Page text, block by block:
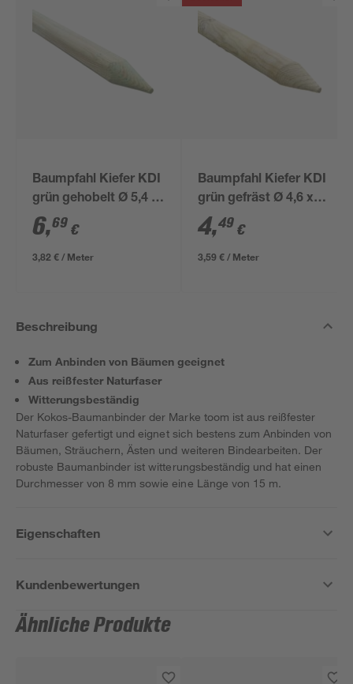
Baumpfahl Kiefer KDI
grün gehobelt Ø 5,4 x
175 cm
6,69 €
3,82 € / Meter
Baumpfahl Kiefer KDI
grün gefräst Ø 4,6 x
125 cm
4,49 €
3,59 € / Meter
Beschreibung
Zum Anbinden von Bäumen geeignet
Aus reißfester Naturfaser
Witterungsbeständig
Der Kokos-Baumanbinder der Marke toom ist aus reißfester
Naturfaser gefertigt und eignet sich bestens zum Anbinden von
Bäumen, Sträuchern, Ästen und weiteren Bindearbeiten. Der
robuste Baumanbinder ist witterungsbeständig und hat einen
Durchmesser von 8 mm sowie eine Länge von 15 m.
Eigenschaften
Kundenbewertungen
Ähnliche Produkte